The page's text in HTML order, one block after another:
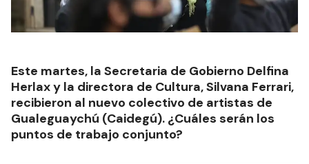
Este martes, la Secretaria de Gobierno Delfina
Herlax y la directora de Cultura, Silvana Ferrari,
recibieron al nuevo colectivo de artistas de
Gualeguaychú (Caidegú). ¿Cuáles serán los
puntos de trabajo conjunto?